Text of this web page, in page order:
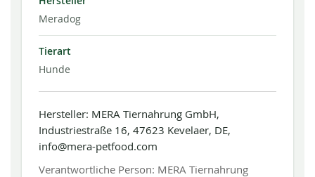
Meradog
Tierart
Hunde
Hersteller: MERA Tiernahrung GmbH,
Industriestraße 16, 47623 Kevelaer, DE,
info@mera-petfood.com
Verantwortliche Person: MERA Tiernahrung